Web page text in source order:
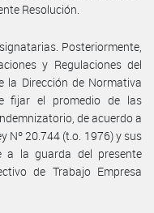
Resolución.
Posteriormente,
y Regulaciones del
la Dirección de Normativa
fijar el promedio de las
de acuerdo a
Nº 20.744 (t.o. 1976) y sus
a la guarda del presente
de Trabajo Empresa